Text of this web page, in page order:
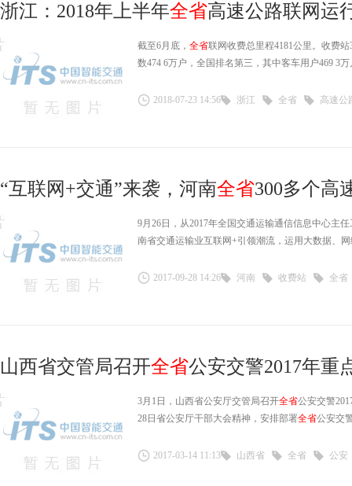
浙江：2018年上半年全省高速公路联网运
截至6月底， 全省联网收费总里程4181公里。收费
数474 6万户，全国排名第三，其中客车用户469 3
2018-07-23 14:56 浙江 全省 高速公
“互联网+交通”来袭，河南全省300多个高
9月26日，从2017年全国交通运输通信信息中心主
南省交通运输业互联网+引领潮流，运用大数据、
2017-09-28 14:26 河南 收费站 全省
山西省交管局召开全省公安交警2017年重
3月1日，山西省公安厅交管局召开全省公安交警
28日省公安厅干部大会精神，安排部署全省公安交
2017-03-14 11:13 山西省 全省 公安